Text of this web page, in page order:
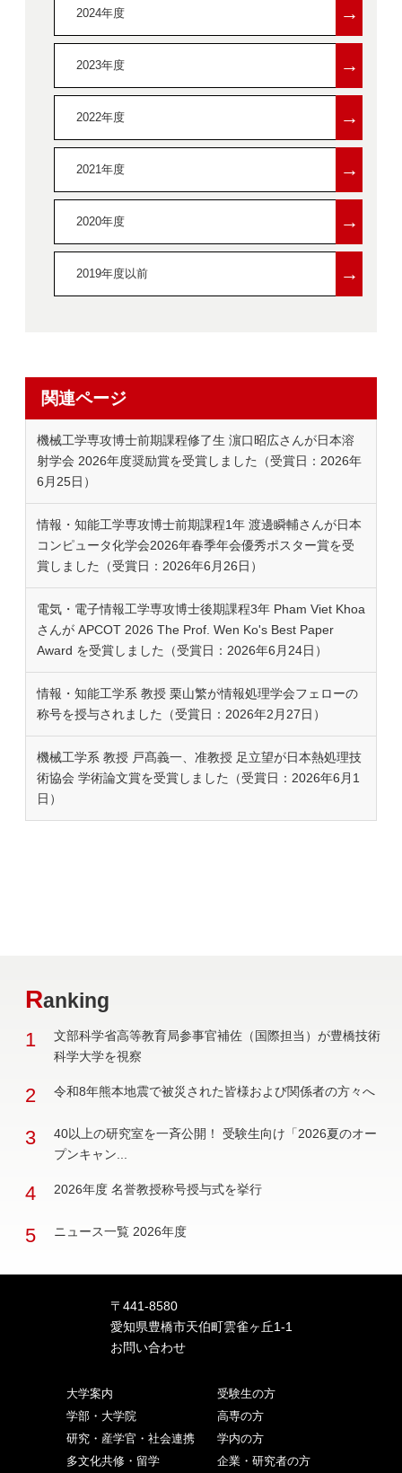
2024年度 →
2023年度 →
2022年度 →
2021年度 →
2020年度 →
2019年度以前 →
関連ページ
機械工学専攻博士前期課程修了生 濵口昭広さんが日本溶
射学会 2026年度奨励賞を受賞しました（受賞日：2026年
6月25日）
情報・知能工学専攻博士前期課程1年 渡邊瞬輔さんが日本
コンピュータ化学会2026年春季年会優秀ポスター賞を受
賞しました（受賞日：2026年6月26日）
電気・電子情報工学専攻博士後期課程3年 Pham Viet Khoa
さんが APCOT 2026 The Prof. Wen Ko's Best Paper
Award を受賞しました（受賞日：2026年6月24日）
情報・知能工学系 教授 栗山繁が情報処理学会フェローの
称号を授与されました（受賞日：2026年2月27日）
機械工学系 教授 戸髙義一、准教授 足立望が日本熱処理技
術協会 学術論文賞を受賞しました（受賞日：2026年6月1
日）
Ranking
1
文部科学省高等教育局参事官補佐（国際担当）が豊橋技術
科学大学を視察
2 令和8年熊本地震で被災された皆様および関係者の方々へ
3
40以上の研究室を一斉公開！ 受験生向け「2026夏のオー
プンキャン...
4 2026年度 名誉教授称号授与式を挙行
5 ニュース一覧 2026年度
〒441-8580
愛知県豊橋市天伯町雲雀ヶ丘1-1
お問い合わせ
大学案内
学部・大学院
研究・産学官・社会連携
多文化共修・留学
受験生の方
高専の方
学内の方
企業・研究者の方